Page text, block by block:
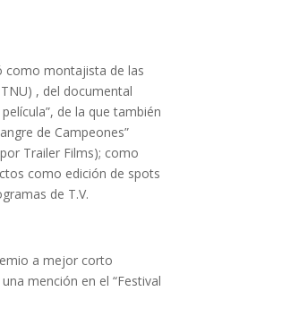
como montajista de las
, del documental
de la que también
de Campeones”
Trailer Films); como
como edición de spots
de T.V.
a mejor corto
mención en el “Festival